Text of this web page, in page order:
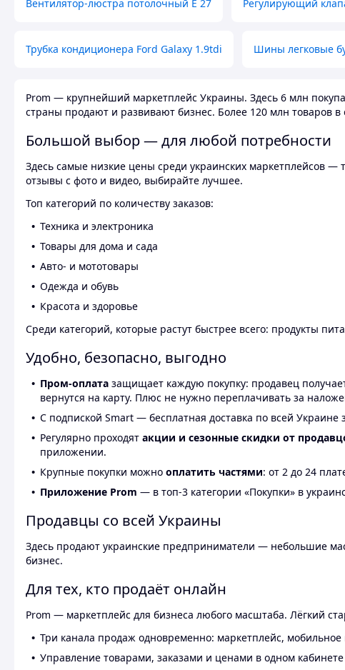
Вентилятор-люстра потолочный E 27 Регулирующий
Трубка кондиционера Ford Galaxy 1.9tdi Шины легковые
Prom — крупнейший маркетплейс Украины. Здесь 6 млн
страны продают и развивают бизнес. Более 120 млн товаров в
Большой выбор — для любой потребности
Здесь самые низкие цены среди украинских маркетплейсов —
отзывы с фото и видео, выбирайте лучшее.
Топ категорий по количеству заказов:
Техника и электроника
Товары для дома и сада
Авто- и мототовары
Одежда и обувь
Красота и здоровье
Среди категорий, которые растут быстрее всего: продукты
Удобно, безопасно, выгодно
Пром-оплата защищает каждую покупку: продавец
вернутся на карту. Плюс не нужно переплачивать за
С подпиской Smart — бесплатная доставка по всей
Регулярно проходят акции и сезонные скидки от
приложении.
Крупные покупки можно оплатить частями: от 2 до 24
Приложение Prom — в топ-3 категории «Покупки» в
Продавцы со всей Украины
Здесь продают украинские предприниматели — небольшие
бизнес.
Для тех, кто продаёт онлайн
Prom — маркетплейс для бизнеса любого масштаба. Лёгкий
Три канала продаж одновременно: маркетплейс,
Управление товарами, заказами и ценами в одном кабинете